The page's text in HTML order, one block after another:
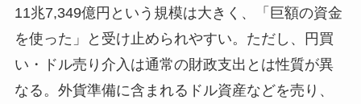
11兆7,349億円という規模は大きく、「巨額の資金
を使った」と受け止められやすい。ただし、円買
い・ドル売り介入は通常の財政支出とは性質が異
なる。外貨準備に含まれるドル資産などを売り、